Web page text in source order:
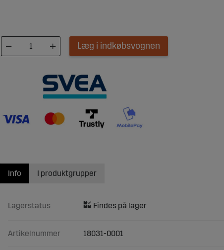
Læg i indkøbsvognen
Info
Lagerstatus
Artikelnummer 18031-0001
I produktgrupper